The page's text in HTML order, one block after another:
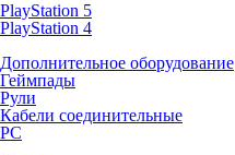
PlayStation 5
PlayStation 4
Дополнительное оборудование
Геймпады
Рули
Кабели соединительные
PC